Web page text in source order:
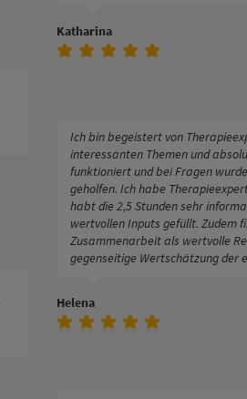
Katharina
Ich bin begeistert von
interessanten Themen und
funktioniert und bei Fragen
geholfen. Ich habe
habt die 2,5 Stunden sehr
wertvollen Inputs gefüllt. Zudem
Zusammenarbeit als wertvolle
gegenseitige Wertschätzung der
Helena